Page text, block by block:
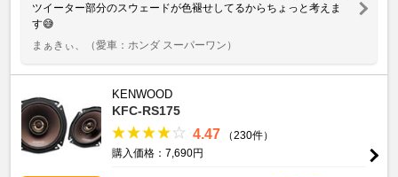
ツイーター部分のスウェードが色褪せしてるからちょっと考えま
す😅
まぁきぃ、
（愛車：ホンダ スーパーワン）
KENWOOD
KFC-RS175
4.47
（230件）
購入価格：7,690円